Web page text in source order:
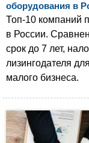
оборудования в
Топ-10 компаний
в России.
срок до 7 лет,
лизингодателя
малого бизнеса.